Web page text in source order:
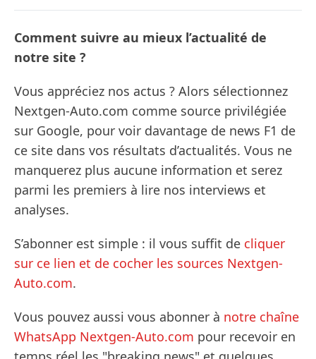
Comment suivre au mieux l’actualité de
notre site ?
Vous appréciez nos actus ? Alors sélectionnez
Nextgen-Auto.com comme source privilégiée
sur Google, pour voir davantage de news F1 de
ce site dans vos résultats d’actualités. Vous ne
manquerez plus aucune information et serez
parmi les premiers à lire nos interviews et
analyses.
S’abonner est simple : il vous suffit de cliquer
sur ce lien et de cocher les sources Nextgen-
Auto.com.
Vous pouvez aussi vous abonner à notre chaîne
WhatsApp Nextgen-Auto.com pour recevoir en